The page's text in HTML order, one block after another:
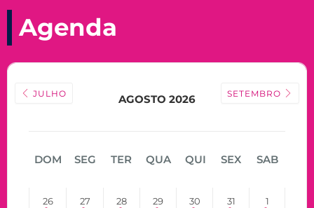
Agenda
JULHO AGOSTO 2026 SETEMBRO
DOM SEG TER QUA QUI SEX SAB
26 27 28 29 30 31 1